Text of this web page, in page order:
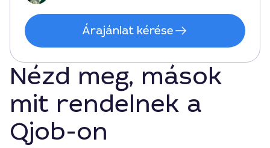
Árajánlat kérése
Nézd meg, mások
mit rendelnek a
Qjob-on